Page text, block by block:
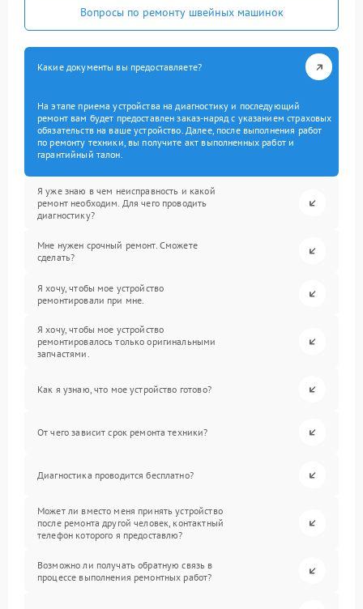
Вопросы по ремонту швейных машинок
Какие документы вы предоставляете?
На этапе приема устройства на диагностику и последующий
ремонт вам будет предоставлен заказ-наряд с указанием страховых
обязательств на ваше устройство. Далее, после выполнения работ
по ремонту техники, вы получите акт выполненных работ и
гарантийный талон.
Я уже знаю в чем неисправность и какой
ремонт необходим. Для чего проводить
диагностику?
Мне нужен срочный ремонт. Сможете
сделать?
Я хочу, чтобы мое устройство
ремонтировали при мне.
Я хочу, чтобы мое устройство
ремонтировалось только оригинальными
запчастями.
Как я узнаю, что мое устройство готово?
От чего зависит срок ремонта техники?
Диагностика проводится бесплатно?
Может ли вместо меня принять устройство
после ремонта другой человек, контактный
телефон которого я предоставлю?
Возможно ли получать обратную связь в
процессе выполнения ремонтных работ?